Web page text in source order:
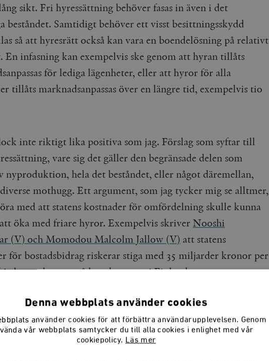
sikt. Fri hyressättning behöver fasas in även i det
beståndet. Samtidigt behöver ett visst besittningsskydd
så att hyresrätt också kan vara en boendelösning på relativt
En infasning kan exempelvis ske genom att hyran tillåts
för lediga lägenheter, eller att hyror för alla
tillåts marknadsanpassas över en längre tid, exempelvis tio
inte riktigt lika positiva som jag. Förslag som syftar till
vare sig det gäller den begränsade delen som
nyproduktion, hela det beståndet, eller något däremellan,
mothugg. Ett argument, som jag tycker mig se alltmer,
med att statens kostnader för omfördelning skulle kunna
öka med friare hyror. Exempelvis skriver Nooshi
(V) och Momodou Malcolm Jallow (V) att statens
för bostadsbidrag riskerar stiga med 35 miljarder kronor per
hyror, baserat på hur det ser ut i Finland.
Denna webbplats använder cookies
använder cookies för att förbättra användarupplevelsen. Genom
vår webbplats samtycker du till alla cookies i enlighet med vår
cookiepolicy. Läs mer